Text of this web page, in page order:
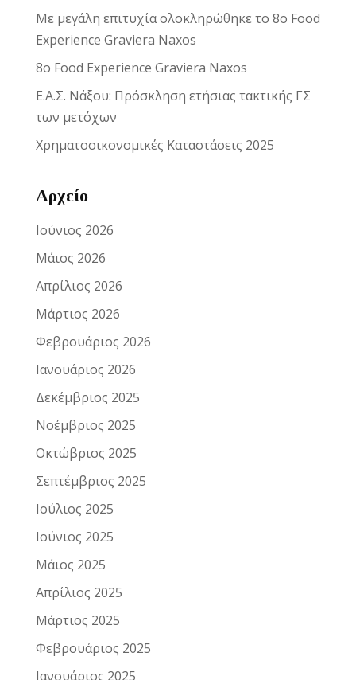
Με μεγάλη επιτυχία ολοκληρώθηκε το 8ο Food
Experience Graviera Naxos
8ο Food Experience Graviera Naxos
Ε.Α.Σ. Νάξου: Πρόσκληση ετήσιας τακτικής ΓΣ
των μετόχων
Χρηματοοικονομικές Καταστάσεις 2025
Αρχείο
Ιούνιος 2026
Μάιος 2026
Απρίλιος 2026
Μάρτιος 2026
Φεβρουάριος 2026
Ιανουάριος 2026
Δεκέμβριος 2025
Νοέμβριος 2025
Οκτώβριος 2025
Σεπτέμβριος 2025
Ιούλιος 2025
Ιούνιος 2025
Μάιος 2025
Απρίλιος 2025
Μάρτιος 2025
Φεβρουάριος 2025
Ιανουάριος 2025